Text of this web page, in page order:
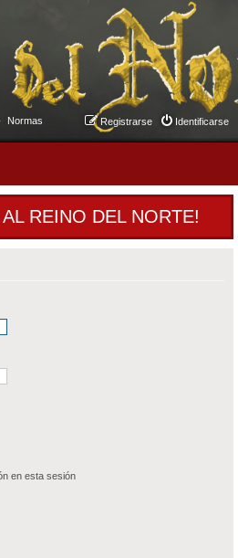
Normas Identificarse
Registrarse
REINO DEL NORTE!
en esta sesión